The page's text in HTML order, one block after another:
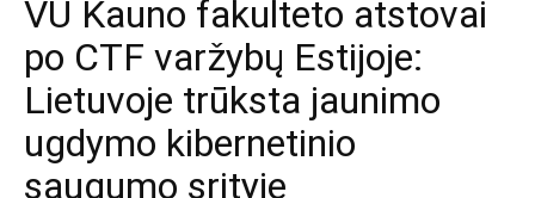
VU Kauno fakulteto atstovai
po CTF varžybų Estijoje:
Lietuvoje trūksta jaunimo
ugdymo kibernetinio
saugumo srityje